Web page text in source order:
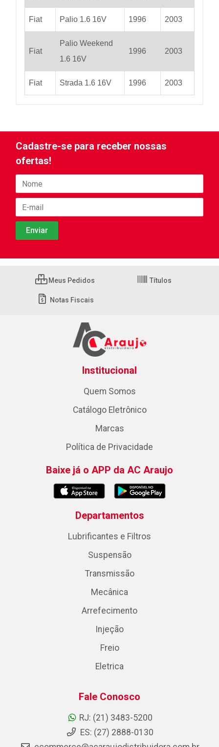
Fiat Palio 1.6 16V 1996 2003
Fiat
Palio Weekend
1.6 16V
1996 2003
Fiat Strada 1.6 16V 1996 2003
Cadastre-se para receber nossas
ofertas!
Meus Pedidos Títulos
Notas Fiscais
Institucional
Quem Somos
Catálogo Eletrônico
Marcas
Política de Privacidade
Baixe já o APP da AC Araujo
Departamentos
Lubrificantes e Filtros
Suspensão
Transmissão
Mecânica
Arrefecimento
Injeção
Freio
Eletrica
Fale Conosco
RJ: (21) 3483-5200
ES: (27) 2888-0130